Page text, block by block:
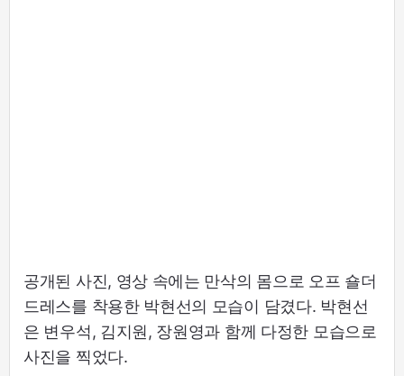
공개된 사진, 영상 속에는 만삭의 몸으로 오프 숄더
드레스를 착용한 박현선의 모습이 담겼다. 박현선
은 변우석, 김지원, 장원영과 함께 다정한 모습으로
사진을 찍었다.